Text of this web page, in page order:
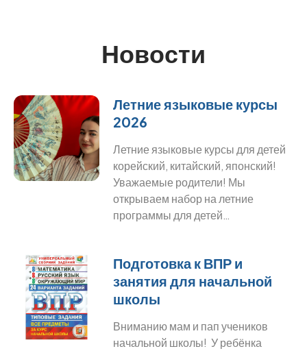
Новости
Летние языковые курсы
2026
Летние языковые курсы для детей
корейский, китайский, японский!
Уважаемые родители! Мы
открываем набор на летние
программы для детей…
Подготовка к ВПР и
занятия для начальной
школы
Вниманию мам и пап учеников
начальной школы! У ребёнка